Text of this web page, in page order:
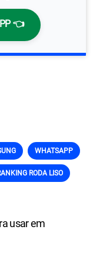
👈
WHATSAPP
RODA LISO
usar em